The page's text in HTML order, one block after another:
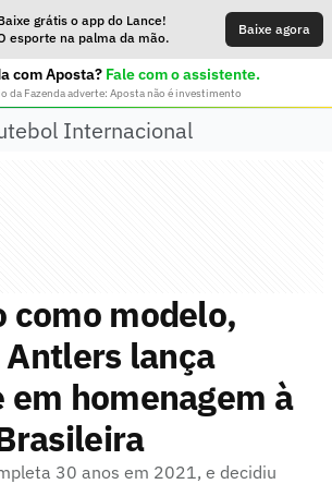
grátis o app do Lance!
esporte na palma da mão.
Baixe agora
com Aposta? Fale com o assistente.
da Fazenda adverte: Aposta não é investimento
Internacional
como modelo,
lança
homenagem à
30 anos em 2021, e decidiu